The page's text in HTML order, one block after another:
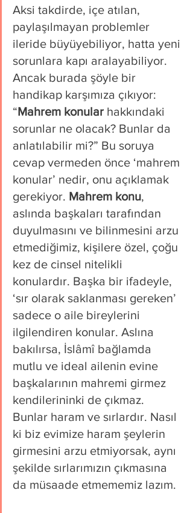
Aksi takdirde, içe atılan,
paylaşılmayan problemler
ileride büyüyebiliyor, hatta yeni
sorunlara kapı aralayabiliyor.
Ancak burada şöyle bir
handikap karşımıza çıkıyor:
“Mahrem konular hakkındaki
sorunlar ne olacak? Bunlar da
anlatılabilir mi?” Bu soruya
cevap vermeden önce ‘mahrem
konular’ nedir, onu açıklamak
gerekiyor. Mahrem konu,
aslında başkaları tarafından
duyulmasını ve bilinmesini arzu
etmediğimiz, kişilere özel, çoğu
kez de cinsel nitelikli
konulardır. Başka bir ifadeyle,
‘sır olarak saklanması gereken’
sadece o aile bireylerini
ilgilendiren konular. Aslına
bakılırsa, İslâmî bağlamda
mutlu ve ideal ailenin evine
başkalarının mahremi girmez
kendilerininki de çıkmaz.
Bunlar haram ve sırlardır. Nasıl
ki biz evimize haram şeylerin
girmesini arzu etmiyorsak, aynı
şekilde sırlarımızın çıkmasına
da müsaade etmememiz lazım.